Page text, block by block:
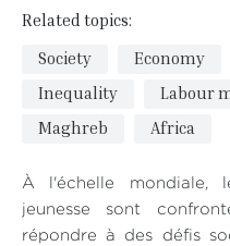
Related topics:
Society
Economy
Inequality
Labour
Maghreb
Africa
À l'échelle mondiale,
jeunesse sont
répondre à des défis